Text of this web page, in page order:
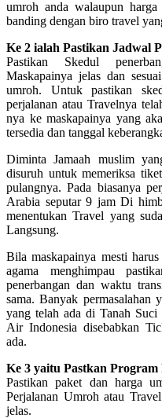
umroh anda walaupun
banding dengan biro travel
Ke 2 ialah Pastikan Jadwal
Pastikan Skedul
Maskapainya jelas dan
umroh. Untuk pastikan
perjalanan atau Travelnya
nya ke maskapainya yang
tersedia dan tanggal
Diminta Jamaah muslim
disuruh untuk memeriksa
pulangnya. Pada biasanya
Arabia seputar 9 jam Di
menentukan Travel yang
Langsung.
Bila maskapainya mesti
agama menghimpau
penerbangan dan waktu
sama. Banyak permasalahan
yang telah ada di Tanah
Air Indonesia disebabkan
ada.
Ke 3 yaitu Pastkan Program
Pastikan paket dan harga
Perjalanan Umroh atau
jelas.